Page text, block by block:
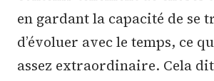
en gardant la capacité de se
d’évoluer avec le temps, ce
assez extraordinaire. Cela